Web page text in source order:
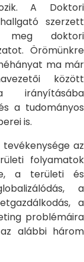
A Doktori
szerzett
meg doktori
Örömünkre
ma már
között
irányításába
a tudományos
is.
az
folyamatok
a területi és
a
a
problémáira
alábbi három